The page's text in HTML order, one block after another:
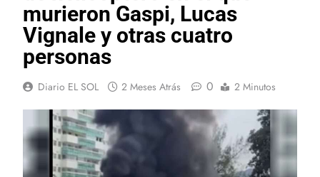
murieron Gaspi, Lucas
Vignale y otras cuatro
personas
Diario EL SOL 2 Meses Atrás 0 2 Minutos